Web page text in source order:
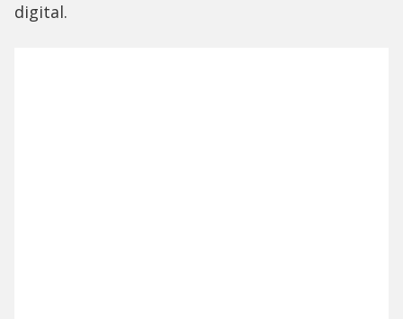
digital.